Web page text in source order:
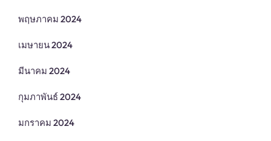
พฤษภาคม 2024
เมษายน 2024
มีนาคม 2024
กุมภาพันธ์ 2024
มกราคม 2024